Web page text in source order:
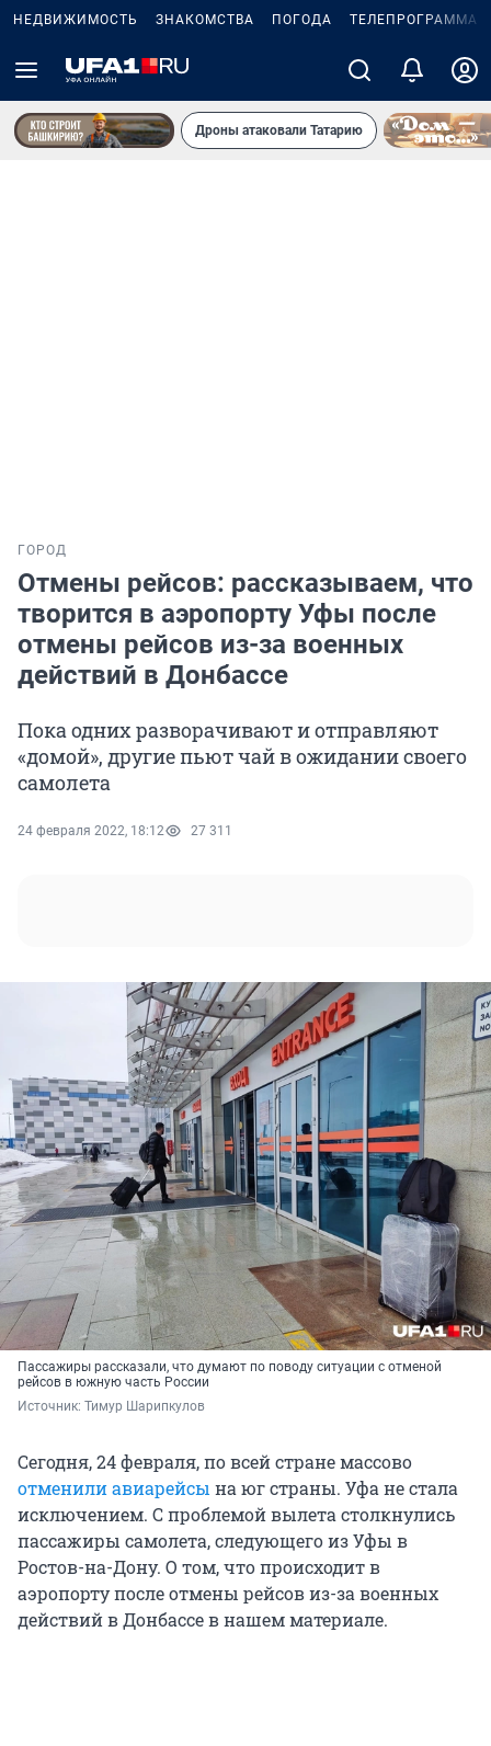
НЕДВИЖИМОСТЬ ЗНАКОМСТВА ПОГОДА ТЕЛЕПРОГРАММА
Дроны атаковали Татарию
ГОРОД
Отмены рейсов: рассказываем, что
творится в аэропорту Уфы после
отмены рейсов из-за военных
действий в Донбассе
Пока одних разворачивают и отправляют
«домой», другие пьют чай в ожидании своего
самолета
24 февраля 2022, 18:12 27 311
Пассажиры рассказали, что думают по поводу ситуации с отменой
рейсов в южную часть России
Источник: Тимур Шарипкулов
Сегодня, 24 февраля, по всей стране массово
отменили авиарейсы на юг страны. Уфа не стала
исключением. С проблемой вылета столкнулись
пассажиры самолета, следующего из Уфы в
Ростов-на-Дону. О том, что происходит в
аэропорту после отмены рейсов из-за военных
действий в Донбассе в нашем материале.